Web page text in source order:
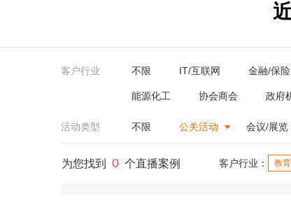
客户行业 不限 IT/互联网 金融/保险
能源化工 协会商会 政府
活动类型 不限 公关活动 会议/展览
为您找到 0 个直播案例 客户行业： 教